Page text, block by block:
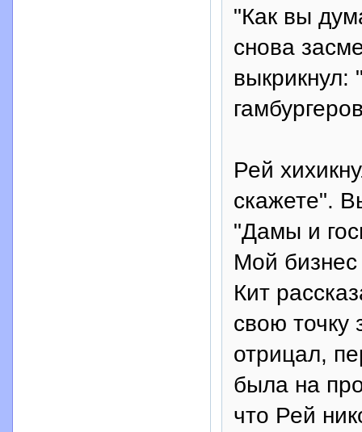
"Как вы
снова
выкрикнул:
Рей
скажете".
"Дамы и
Мой
Кит
свою точку
отрицал,
была на
что Рей